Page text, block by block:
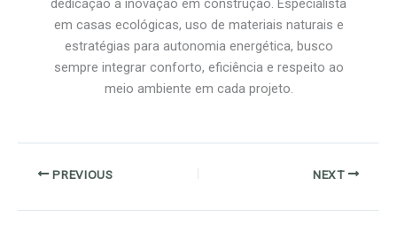
dedicação à inovação em construção. Especialista
em casas ecológicas, uso de materiais naturais e
estratégias para autonomia energética, busco
sempre integrar conforto, eficiência e respeito ao
meio ambiente em cada projeto.
PREVIOUS NEXT